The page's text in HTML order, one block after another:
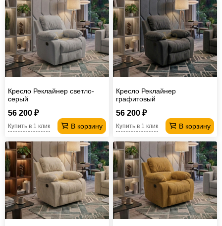
Кресло Реклайнер светло-
серый
56 200 ₽
В корзину
Купить в 1 клик
Кресло Реклайнер
графитовый
56 200 ₽
В корзину
Купить в 1 клик